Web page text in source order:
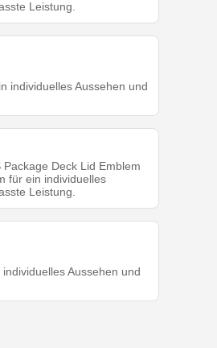
Leistung.
individuelles Aussehen und
Deck Lid Emblem
für ein individuelles
Leistung.
Aussehen und